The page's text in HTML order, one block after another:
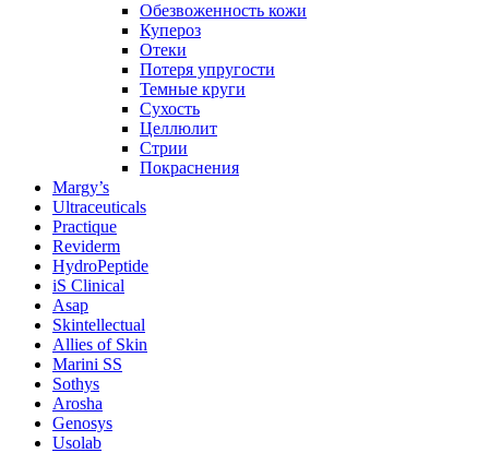
Обезвоженность кожи
Купероз
Отеки
Потеря упругости
Темные круги
Сухость
Целлюлит
Стрии
Покраснения
Margy’s
Ultraceuticals
Practique
Reviderm
HydroPeptide
iS Clinical
Asap
Skintellectual
Allies of Skin
Marini SS
Sothys
Arosha
Genosys
Usolab